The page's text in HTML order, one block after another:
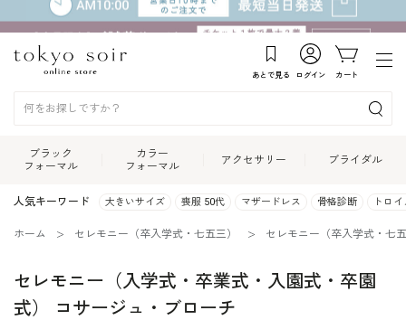
あとで見る ログイン カート
ブラック
フォーマル
カラー
フォーマル
アクセサリー ブライダル
人気キーワード 大きいサイズ 喪服 50代 マザードレス 骨格診断 トロ
ホーム セレモニー（卒入学式・七五三） セレモニー（卒入学式・七
セレモニー（入学式・卒業式・入園式・卒園
式） コサージュ・ブローチ